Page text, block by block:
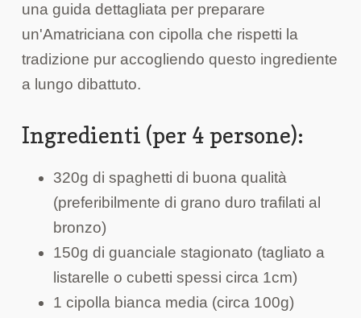
una guida dettagliata per preparare
un'Amatriciana con cipolla che rispetti la
tradizione pur accogliendo questo ingrediente
a lungo dibattuto.
Ingredienti (per 4 persone):
320g di spaghetti di buona qualità
(preferibilmente di grano duro trafilati al
bronzo)
150g di guanciale stagionato (tagliato a
listarelle o cubetti spessi circa 1cm)
1 cipolla bianca media (circa 100g)